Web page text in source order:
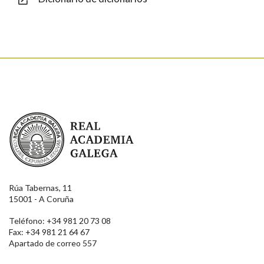
Real Academia Galega
Rúa Tabernas, 11
15001 - A Coruña
Teléfono: +34 981 20 73 08
Fax: +34 981 21 64 67
Apartado de correo 557